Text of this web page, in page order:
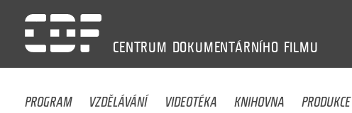
CENTRUM DOKUMENTÁRNÍHO FILMU
PROGRAM VZDĚLÁVÁNÍ VIDEOTÉKA KNIHOVNA PRODUKCE